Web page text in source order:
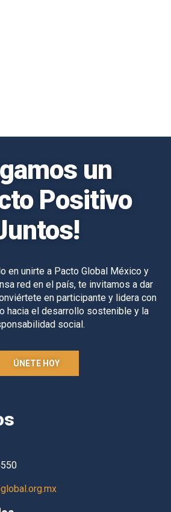
un
Positivo
en unirte a Pacto Global México y
red en el país, te invitamos a dar
en participante y lidera con
hacia el desarrollo sostenible y la
social.
ÚNETE HOY